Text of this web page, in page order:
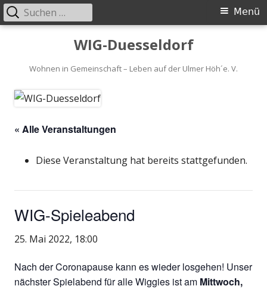
WIG-Duesseldorf
Wohnen in Gemeinschaft – Leben auf der Ulmer Höh´e. V.
Primäres
Menü
Suchen
nach:
« Alle Veranstaltungen
Diese Veranstaltung hat bereits stattgefunden.
WIG-Spieleabend
25. Mai 2022, 18:00
Nach der Coronapause kann es wieder losgehen! Unser
nächster Spielabend für alle Wiggies ist am Mittwoch,